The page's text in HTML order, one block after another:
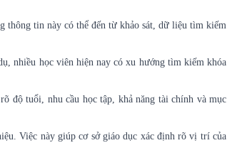
thông tin này có thể đến từ khảo sát, dữ liệu tìm kiếm
nhiều học viên hiện nay có xu hướng tìm kiếm khóa
độ tuổi, nhu cầu học tập, khả năng tài chính và mục
Việc này giúp cơ sở giáo dục xác định rõ vị trí của